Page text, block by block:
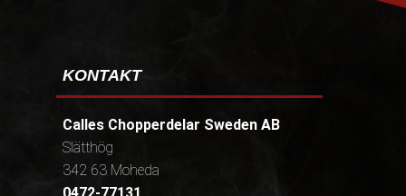
KONTAKT
Calles Chopperdelar Sweden AB
Slätthög
342 63 Moheda
0472-77131